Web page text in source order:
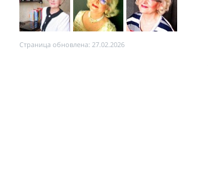
Страница обновлена: 27.02.2026